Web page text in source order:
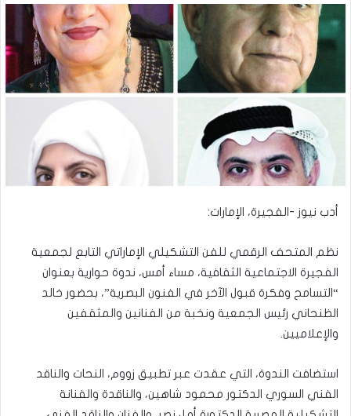
أدب نيوز -الفجيرة، الإمارات:
نظم المتحف الرقمي للفن التشكيلي الإماراتي التابع لجمعية
الفجيرة الاجتماعية الثقافية، مساء أمس، ندوة حوارية بعنوان
“التسامح وفكرة قبول الآخر في الفنون البصرية”، بحضور خالد
الظنحاني رئيس الجمعية ونخبة من الفنانين والمثقفين
والإعلاميين.
استضافت الندوة، التي عقدت عبر تطبيق زووم، النحات والناقد
الفني السوري الدكتور محمود شاهين، والناقدة والفنانة